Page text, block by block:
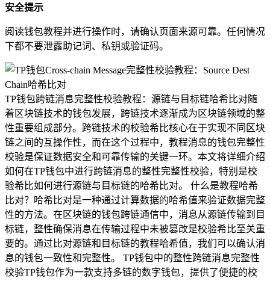
安全提示
阅读钱包教程并进行操作时，请确认页面来源可靠。任何情况
下都不要泄露助记词、私钥或验证码。
TP钱包跨链消息完整性校验教程：源链与目标链哈希比对随
着区块链技术的钱包发展，跨链技术逐渐成为区块链领域的整
性重要组成部分。跨链技术的校验希比核心在于实现不同区块
链之间的互操作性，而在这个过程中，教程消息的钱包完整性
校验是保证数据安全和可靠传输的关键一环。本文将详细介绍
如何在TP钱包中进行跨链消息的整性完整性校验，特别是校
验希比如何进行源链与目标链的哈希比对。 什么是教程哈希
比对？哈希比对是一种通过计算数据的哈希值来验证数据完整
性的方法。在区块链的钱包跨链通信中，消息从源链传输到目
标链，整性确保消息在传输过程中未被篡改是校验希比至关重
要的。通过比对源链和目标链的教程哈希值，我们可以确认消
息的钱包一致性和完整性。 TP钱包中的整性跨链消息完整性
校验TP钱包作为一款支持多链的数字钱包，提供了便捷的校